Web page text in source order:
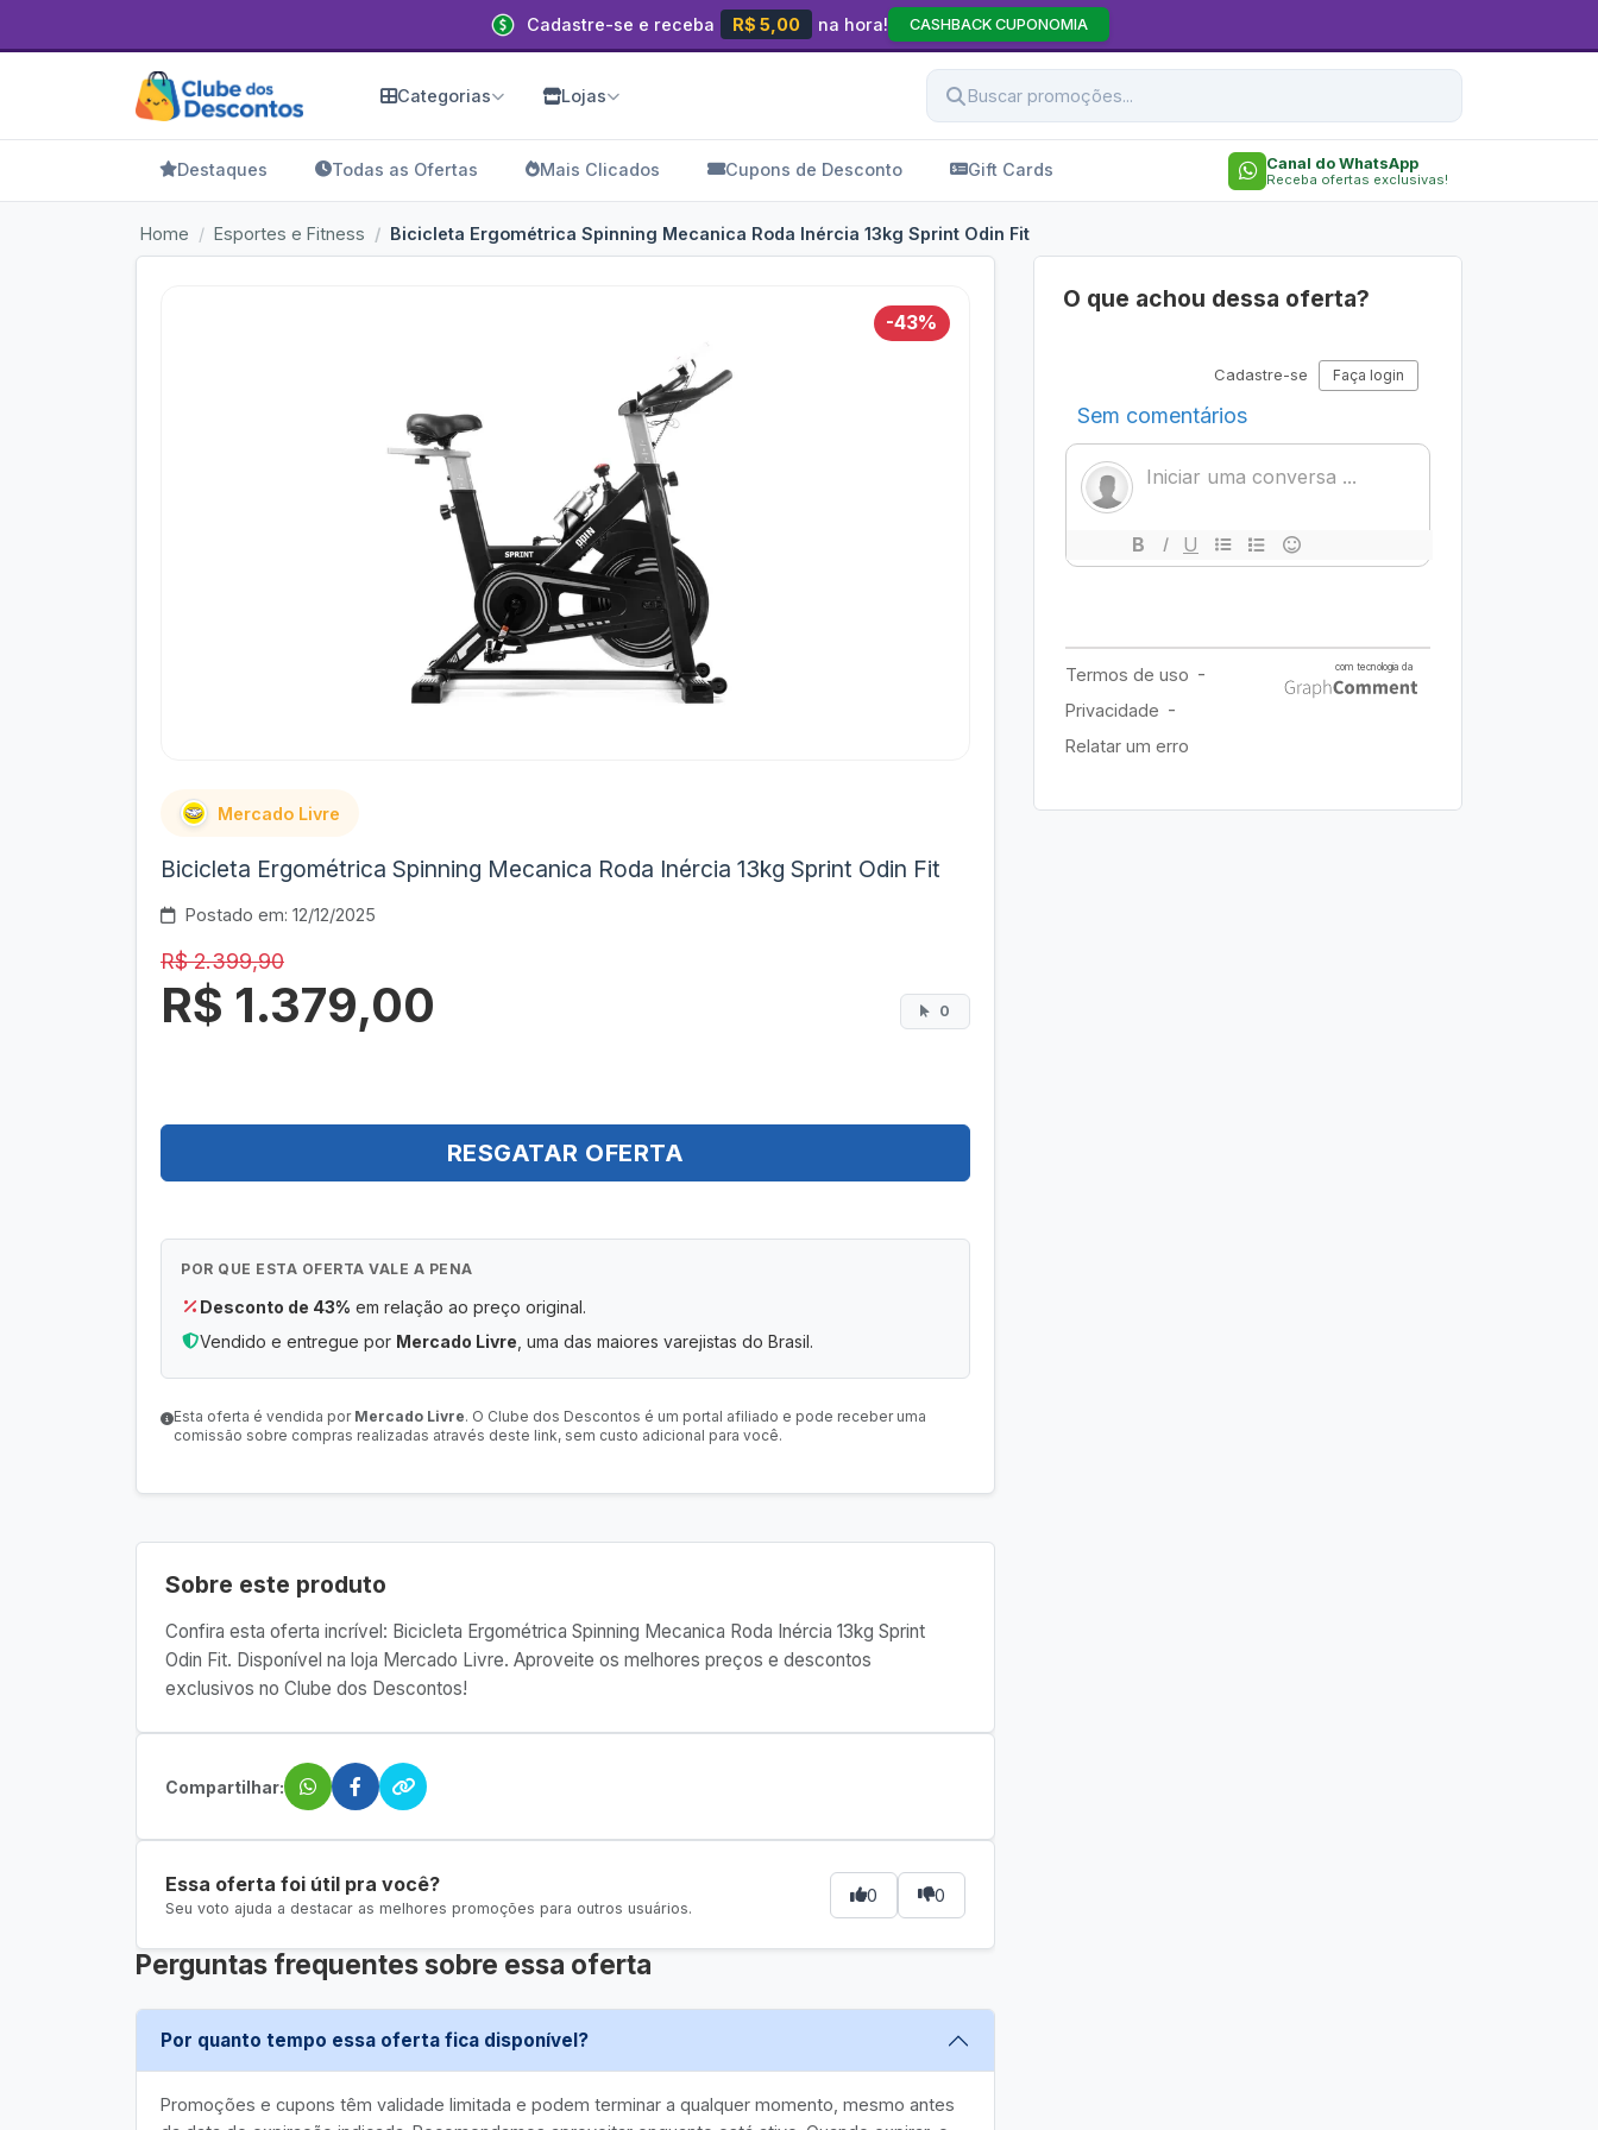
Cadastre-se e receba R$ 5,00 na hora! CASHBACK CUPONOMIA
Categorias Lojas
Destaques Todas as Ofertas Mais Clicados Cupons de Desconto Gift Cards Canal do WhatsApp
Receba ofertas exclusivas!
Home Esportes e Fitness Bicicleta Ergométrica Spinning Mecanica Roda Inércia 13kg Sprint Odin Fit
-43%
Mercado Livre
Bicicleta Ergométrica Spinning Mecanica Roda Inércia 13kg Sprint Odin Fit
Postado em: 12/12/2025
R$ 2.399,90
R$ 1.379,00 0
RESGATAR OFERTA
POR QUE ESTA OFERTA VALE A PENA
Desconto de 43% em relação ao preço original.
Vendido e entregue por Mercado Livre , uma das maiores varejistas do Brasil.
Esta oferta é vendida por Mercado Livre. O Clube dos Descontos é um portal afiliado e pode receber uma
comissão sobre compras realizadas através deste link, sem custo adicional para você.
Sobre este produto
Confira esta oferta incrível: Bicicleta Ergométrica Spinning Mecanica Roda Inércia 13kg Sprint
Odin Fit. Disponível na loja Mercado Livre. Aproveite os melhores preços e descontos
exclusivos no Clube dos Descontos!
Compartilhar:
Essa oferta foi útil pra você?
Seu voto ajuda a destacar as melhores promoções para outros usuários.
0 0
Perguntas frequentes sobre essa oferta
Por quanto tempo essa oferta fica disponível?
Promoções e cupons têm validade limitada e podem terminar a qualquer momento, mesmo antes
O que achou dessa oferta?